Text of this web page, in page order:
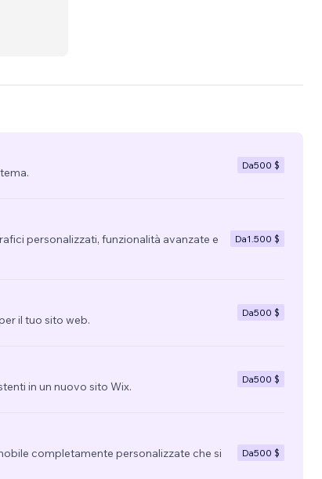
Da500 $
personalizzati, funzionalità avanzate e
Da1.500 $
il tuo sito web.
Da500 $
in un nuovo sito Wix.
Da500 $
completamente personalizzate che si
Da500 $